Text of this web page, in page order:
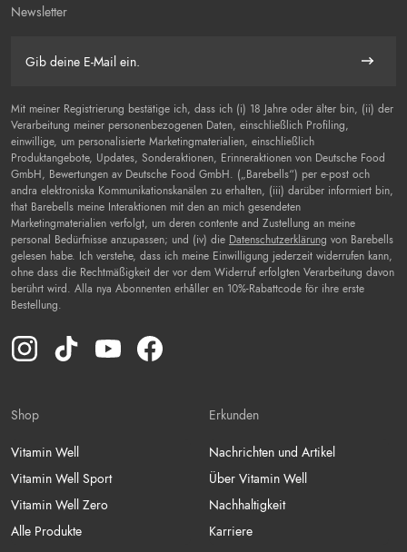
Shop
Vitamin Well
Vitamin Well Sport
Vitamin Well Zero
Alle Produkte
Erkunden
Nachrichten und Artikel
Über Vitamin Well
Nachhaltigkeit
Karriere
Newsletter
Mit meiner Registrierung bestätige ich, dass ich (i) 18 Jahre oder älter bin, (ii) der
Verarbeitung meiner personenbezogenen Daten, einschließlich Profiling,
einwillige, um personalisierte Marketingmaterialien, einschließlich
Produktangebote, Updates, Sonderaktionen, Erinneraktionen von Deutsche Food
GmbH, Bewertungen av Deutsche Food GmbH. („Barebells“) per e-post och
andra elektroniska Kommunikationskanälen zu erhalten, (iii) darüber informiert bin,
that Barebells meine Interaktionen mit den an mich gesendeten
Marketingmaterialien verfolgt, um deren contente and Zustellung an meine
personal Bedürfnisse anzupassen; und (iv) die Datenschutzerklärung von Barebells
gelesen habe. Ich verstehe, dass ich meine Einwilligung jederzeit widerrufen kann,
ohne dass die Rechtmäßigkeit der vor dem Widerruf erfolgten Verarbeitung davon
berührt wird. Alla nya Abonnenten erhåller en 10%-Rabattcode för ihre erste
Bestellung.
Instagram(Opens in a new tab)
TikTok(Opens in a new tab)
YouTube(Opens in a new tab)
Facebook(Opens in a new tab)